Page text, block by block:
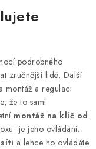
podrobného
zručnější lidé. Další
montáž a regulaci
že to sami
montáž na klíč od
je jeho ovládání.
a lehce ho ovládáte